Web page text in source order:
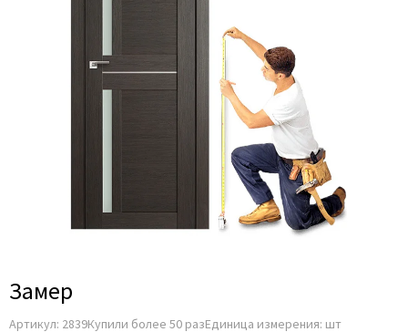
Замер
Артикул: 2839Купили более 50 разЕдиница измерения: шт